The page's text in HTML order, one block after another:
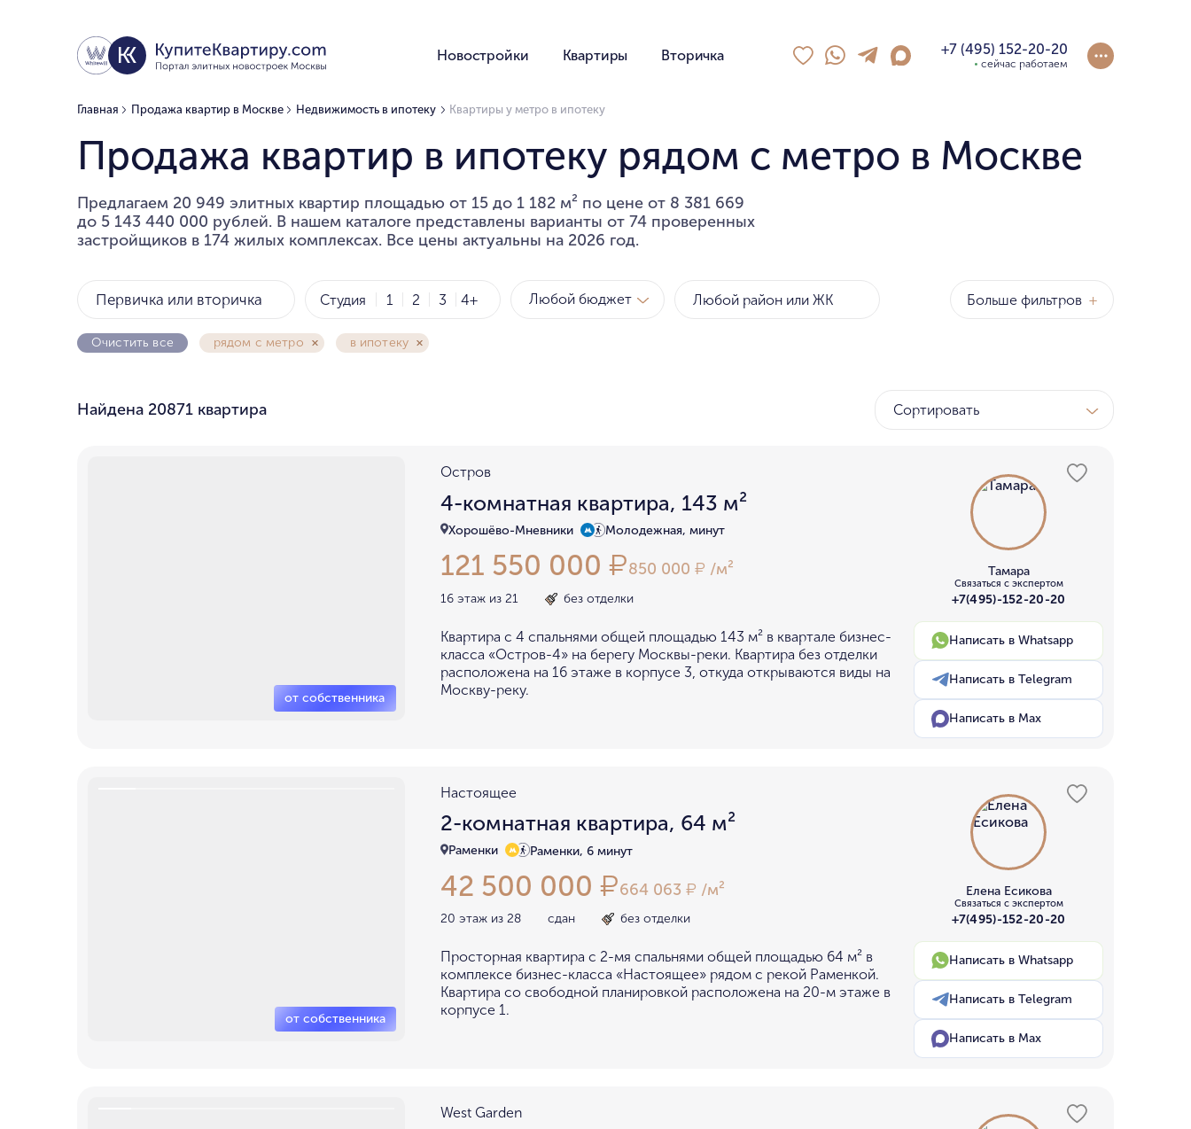
Новостройки Квартиры Вторичка +7 (495) 152-20-20
сейчас работаем
Главная Продажа квартир в Москве Недвижимость в ипотеку Квартиры у метро в ипотеку
Продажа квартир в ипотеку рядом с метро в Москве
Предлагаем 20 949 элитных квартир площадью от 15 до 1 182 м² по цене от 8 381 669
до 5 143 440 000 рублей. В нашем каталоге представлены варианты от 74 проверенных
застройщиков в 174 жилых комплексах. Все цены актуальны на 2026 год.
Первичка или вторичка Студия 1 2 3 4+ Любой бюджет
до 15 миллионов 15-30 миллионов
30-50 миллионов 50-70 миллионов
70-100 миллионов
на Патриарших на Чистых
в Долине реки Сетунь
внутри Садового Кольца
Больше фильтров +
Очистить все рядом с метро в ипотеку
Найдена 20871 квартира Сортировать
Остров
4-комнатная квартира, 143 м²
Хорошёво-Мневники Молодежная, минут
121 550 000 ₽850 000 ₽ /м²
16 этаж из 21 без отделки
Квартира с 4 спальнями общей площадью 143 м² в квартале бизнес-
класса «Остров-4» на берегу Москвы-реки. Квартира без отделки
расположена на 16 этаже в корпусе 3, откуда открываются виды на
Москву-реку.
Тамара
Связаться с экспертом
+7(495)-152-20-20
Написать в Whatsapp
Написать в Telegram
Написать в Max
Настоящее
2-комнатная квартира, 64 м²
Раменки Раменки, 6 минут
42 500 000 ₽664 063 ₽ /м²
20 этаж из 28 сдан без отделки
Просторная квартира с 2-мя спальнями общей площадью 64 м² в
комплексе бизнес-класса «Настоящее» рядом с рекой Раменкой.
Квартира со свободной планировкой расположена на 20-м этаже в
корпусе 1.
Елена Есикова
Связаться с экспертом
+7(495)-152-20-20
Написать в Whatsapp
Написать в Telegram
Написать в Max
West Garden